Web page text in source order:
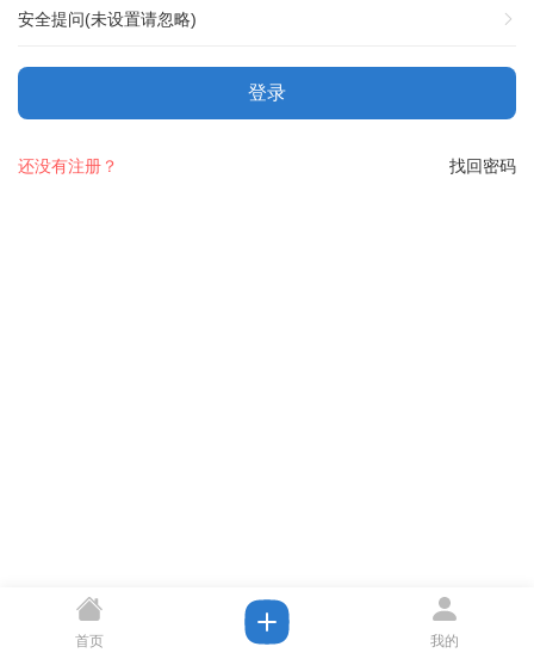
安全提问(未设置请忽略)
登录
找回密码
还没有注册？
首页 我的